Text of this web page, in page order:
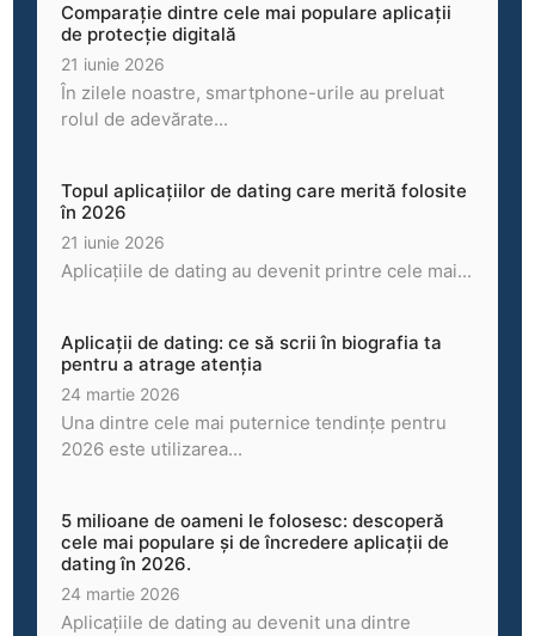
Comparație dintre cele mai populare aplicații
de protecție digitală
21 iunie 2026
În zilele noastre, smartphone-urile au preluat
rolul de adevărate...
Topul aplicațiilor de dating care merită folosite
în 2026
21 iunie 2026
Aplicațiile de dating au devenit printre cele mai...
Aplicații de dating: ce să scrii în biografia ta
pentru a atrage atenția
24 martie 2026
Una dintre cele mai puternice tendințe pentru
2026 este utilizarea...
5 milioane de oameni le folosesc: descoperă
cele mai populare și de încredere aplicații de
dating în 2026.
24 martie 2026
Aplicațiile de dating au devenit una dintre